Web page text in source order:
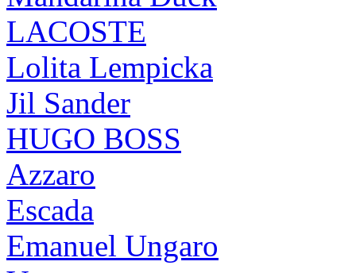
LACOSTE
Lolita Lempicka
Jil Sander
HUGO BOSS
Azzaro
Escada
Emanuel Ungaro